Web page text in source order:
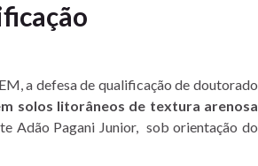
a defesa de qualificação de doutorado
solos litorâneos de textura arenosa
Adão Pagani Junior, sob orientação do